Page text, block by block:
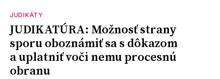
JUDIKÁTY
JUDIKATÚRA: Možnosť strany
sporu oboznámiť sa s dôkazom
a uplatniť voči nemu procesnú
obranu